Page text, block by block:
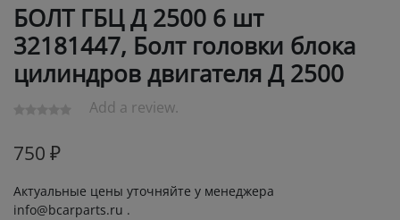
БОЛТ ГБЦ Д 2500 6 шт
32181447, Болт головки блока
цилиндров двигателя Д 2500
Add a review.
750 ₽
Актуальные цены уточняйте у менеджера
info@bcarparts.ru .